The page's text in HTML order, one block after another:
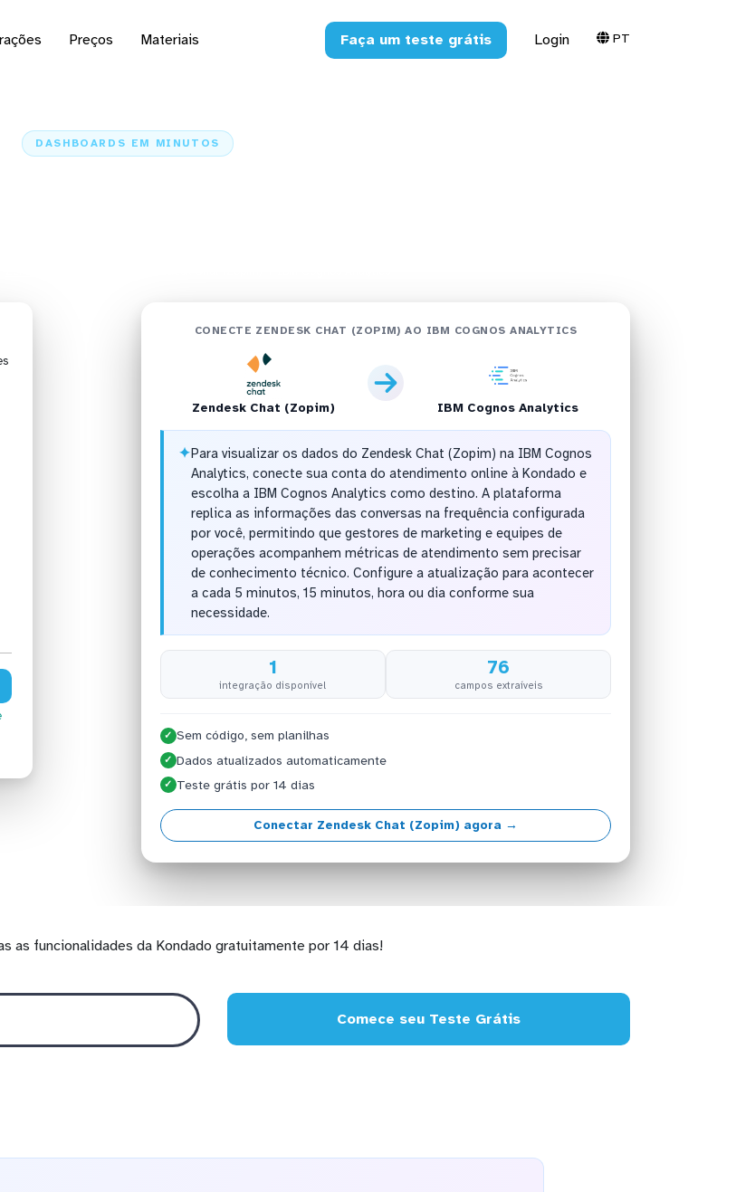
Preços Materiais Faça um teste grátis Login PT
DASHBOARDS EM MINUTOS
CONECTE ZENDESK CHAT (ZOPIM) AO IBM COGNOS ANALYTICS
Zendesk Chat (Zopim) IBM Cognos Analytics
✦Para visualizar os dados do Zendesk Chat (Zopim) na IBM Cognos
Analytics, conecte sua conta do atendimento online à Kondado e
escolha a IBM Cognos Analytics como destino. A plataforma
replica as informações das conversas na frequência configurada
por você, permitindo que gestores de marketing e equipes de
operações acompanhem métricas de atendimento sem precisar
de conhecimento técnico. Configure a atualização para acontecer
a cada 5 minutos, 15 minutos, hora ou dia conforme sua
necessidade.
1
integração disponível
76
campos extraíveis
✓ Sem código, sem planilhas
✓ Dados atualizados automaticamente
✓ Teste grátis por 14 dias
Conectar Zendesk Chat (Zopim) agora →
as funcionalidades da Kondado gratuitamente por 14 dias!
Comece seu Teste Grátis